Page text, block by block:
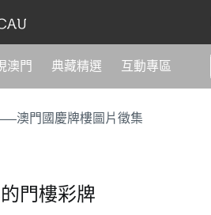
澳門 典藏精選 互動專區
澳門國慶牌樓圖片徵集
門樓彩牌